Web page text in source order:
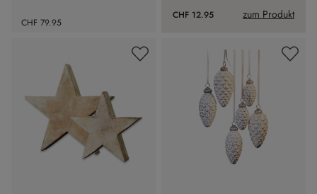
CHF 79.95
CHF 12.95 zum Produkt